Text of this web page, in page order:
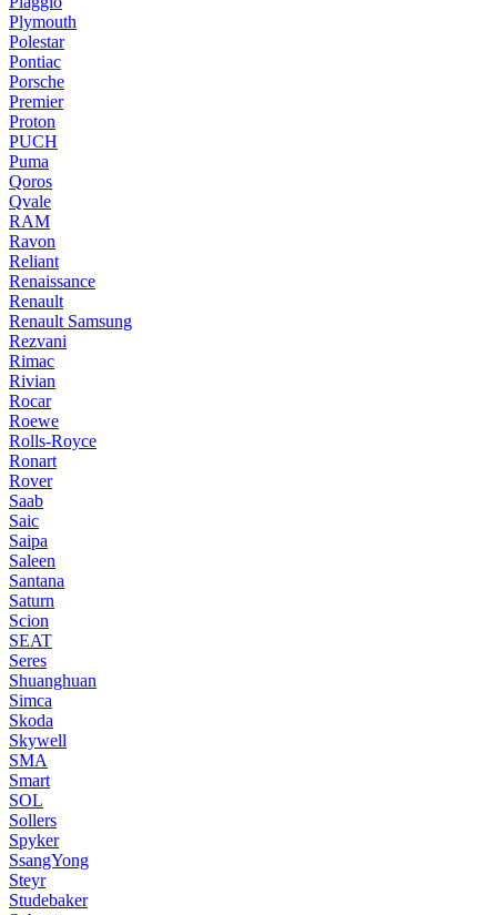
Plymouth
Polestar
Pontiac
Porsche
Premier
Proton
PUCH
Puma
Qoros
Qvale
RAM
Ravon
Reliant
Renaissance
Renault
Renault Samsung
Rezvani
Rimac
Rivian
Rocar
Roewe
Rolls-Royce
Ronart
Rover
Saab
Saic
Saipa
Saleen
Santana
Saturn
Scion
SEAT
Seres
Shuanghuan
Simca
Skoda
Skywell
SMA
Smart
SOL
Sollers
Spyker
SsangYong
Steyr
Studebaker